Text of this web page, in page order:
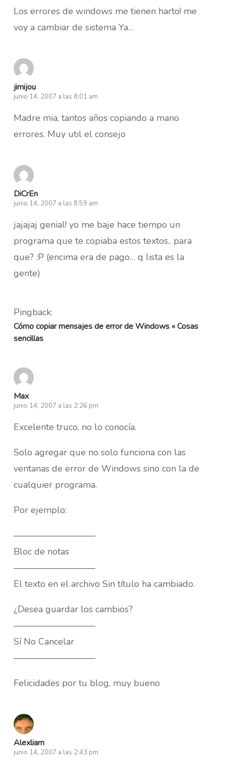
Los errores de windows me tienen harto! me
voy a cambiar de sistema Ya…
jimijou
junio 14, 2007 a las 8:01 am
Madre mia, tantos años copiando a mano
errores. Muy util el consejo
DiCrEn
junio 14, 2007 a las 8:59 am
jajajaj genial! yo me baje hace tiempo un
programa que te copiaba estos textos.. para
que? :P (encima era de pago… q lista es la
gente)
Pingback:
Cómo copiar mensajes de error de Windows « Cosas
sencillas
Max
junio 14, 2007 a las 2:26 pm
Excelente truco, no lo conocía.
Solo agregar que no solo funciona con las
ventanas de error de Windows sino con la de
cualquier programa.
Por ejemplo:
—————————
Bloc de notas
—————————
El texto en el archivo Sin título ha cambiado.
¿Desea guardar los cambios?
—————————
Sí No Cancelar
—————————
Felicidades por tu blog, muy bueno
Alexliam
junio 14, 2007 a las 2:43 pm